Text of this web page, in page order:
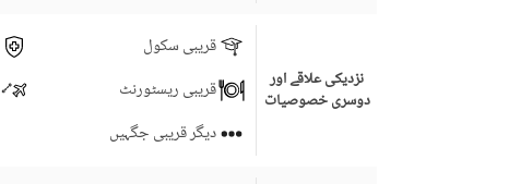
نزدیکی علاقے اور
دوسری خصوصیات
قریبی سکول
قریبی ریسٹورنٹ
دیگر قریبی جگہیں